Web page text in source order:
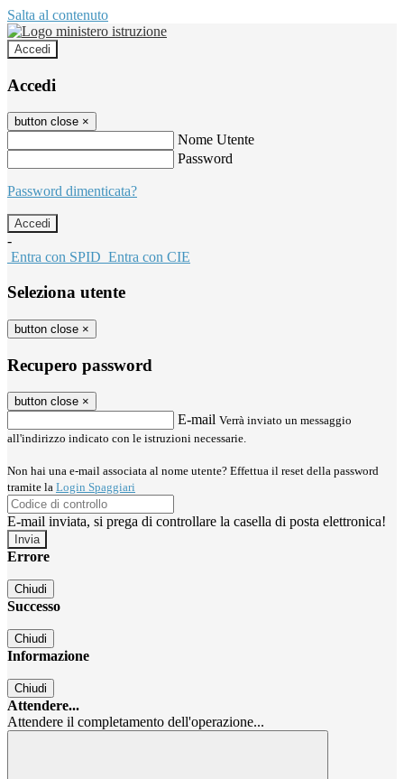
Salta al contenuto
Accedi
Accedi
button close ×
Nome Utente
Password
Password dimenticata?
-
Entra con SPID Entra con CIE
Seleziona utente
button close ×
Recupero password
button close ×
E-mail Verrà inviato un messaggio
all'indirizzo indicato con le istruzioni necessarie.
Non hai una e-mail associata al nome utente? Effettua il reset della password
tramite la Login Spaggiari
E-mail inviata, si prega di controllare la casella di posta elettronica!
Errore
Chiudi
Successo
Chiudi
Informazione
Chiudi
Attendere...
Attendere il completamento dell'operazione...